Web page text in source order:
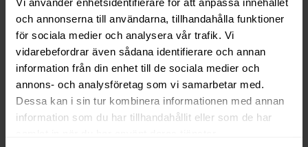
Vi använder enhetsidentifierare för att anpassa innehållet
och annonserna till användarna, tillhandahålla funktioner
för sociala medier och analysera vår trafik. Vi
vidarebefordrar även sådana identifierare och annan
information från din enhet till de sociala medier och
annons- och analysföretag som vi samarbetar med.
Dessa kan i sin tur kombinera informationen med annan
information som du har tillhandahållit eller som de har
NYTT PRIS NYTT PRIS